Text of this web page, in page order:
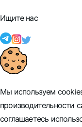
Ищите нас
Мы используем
производительности
соглашаетесь